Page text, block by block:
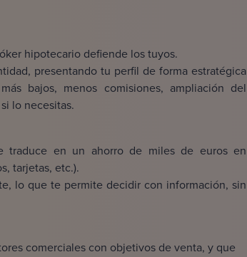
hipotecario defiende los tuyos.
presentando tu perfil de forma estratégica
bajos, menos comisiones, ampliación del
lo necesitas.
traduce en un ahorro de miles de euros en
tarjetas, etc.).
lo que te permite decidir con información, sin
comerciales con objetivos de venta, y que